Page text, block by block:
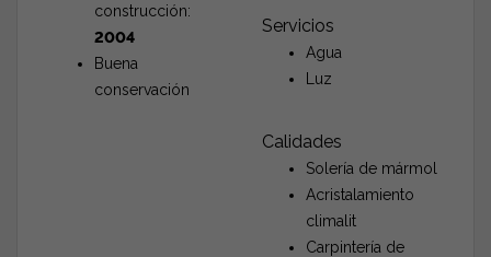
construcción:
2004
Buena
conservación
Servicios
Agua
Luz
Calidades
Solería de mármol
Acristalamiento
climalit
Carpintería de